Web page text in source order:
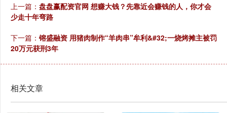
上一篇： 盘盘赢配资官网 想赚大钱？先靠近会赚钱的人，你才会
少走十年弯路
下一篇： 镕盛融资 用猪肉制作“羊肉串”牟利&#32;一烧烤摊主被罚
20万元获刑3年
相关文章